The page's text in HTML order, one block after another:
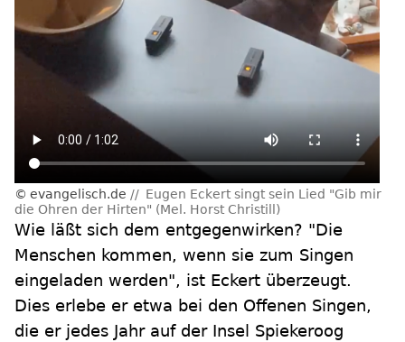
evangelisch.de
Eugen Eckert singt sein Lied "Gib mir
die Ohren der Hirten" (Mel. Horst Christill)
Wie läßt sich dem entgegenwirken? "Die
Menschen kommen, wenn sie zum Singen
eingeladen werden", ist Eckert überzeugt.
Dies erlebe er etwa bei den Offenen Singen,
die er jedes Jahr auf der Insel Spiekeroog